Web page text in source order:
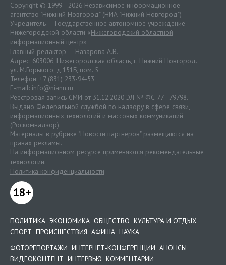
Copyright © 1999—2026 Независимое информационное
агентство "Нижний Новгород" (НИА "Нижний Новгород")
Учредитель — Государственное автономное учреждение
Нижегородской области «Нижегородский областной
информационный центр»
Главный редактор — Назарова А.В.
Адрес: 603006, Нижегородская область, г. Нижний Новгород.
ул. М.Горького, д.151Б, пом. 5
Телефон: +7 (831) 233-94-53
E-mail: info@niann.ru
Реестровая запись СМИ от 31.12.2020 ЭЛ № ФС 77 - 79798.
Выдано Федеральной службой по надзору в сфере связи,
информационных технологий и массовых коммуникаций
(Роскомнадзор).
Материалы в рубрике "Новости партнеров" размещаются на
правах рекламы.
На информационном ресурсе применяются рекомендательные
технологии.
Политика конфиденциальности
18+
ПОЛИТИКА ЭКОНОМИКА ОБЩЕСТВО КУЛЬТУРА И ОТДЫХ
СПОРТ ПРОИСШЕСТВИЯ АФИША НАУКА
ФОТОРЕПОРТАЖИ ИНТЕРНЕТ-КОНФЕРЕНЦИИ АНОНСЫ
ВИДЕОКОНТЕНТ ИНТЕРВЬЮ КОММЕНТАРИИ